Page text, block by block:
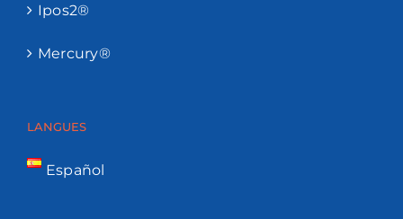
Ipos2®
Mercury®
LANGUES
Español